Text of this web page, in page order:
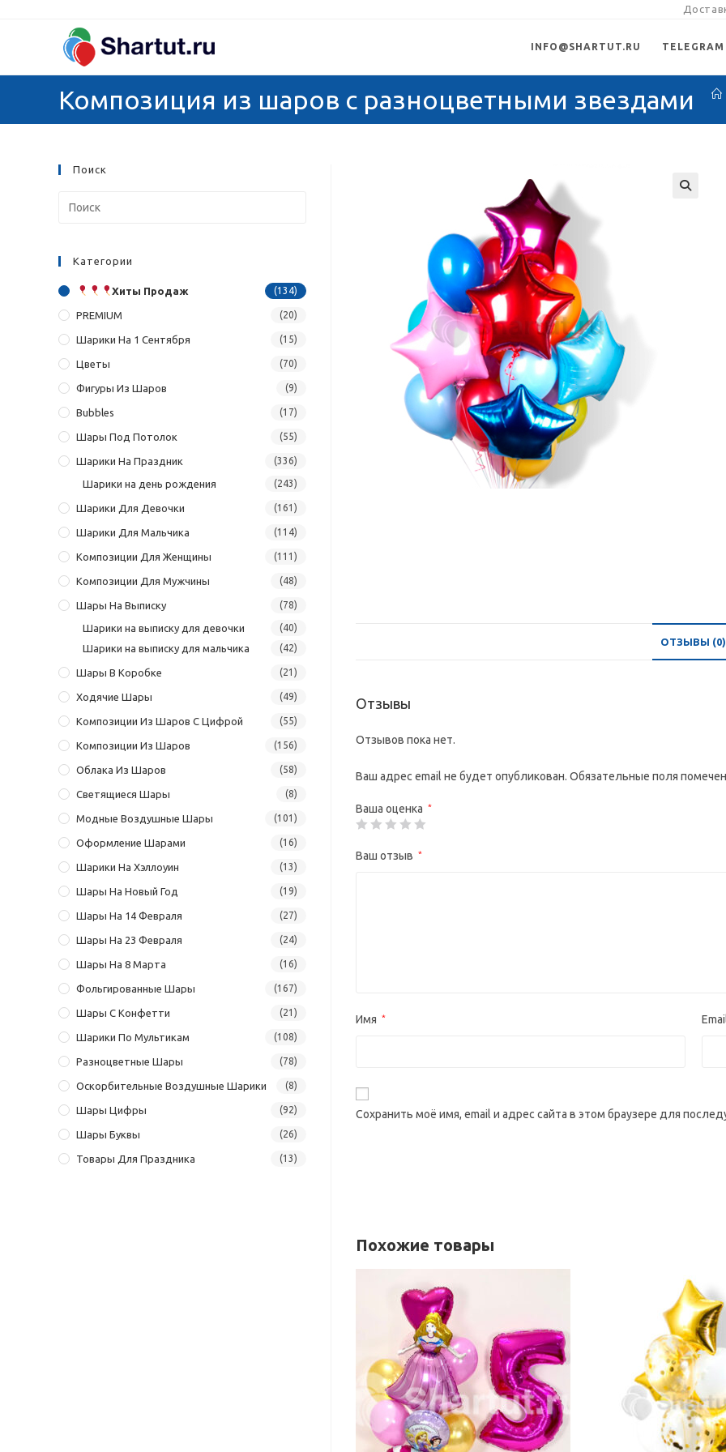
содержимому
INFO@SHARTUT.RU TELEGRAM
Композиция из шаров с разноцветными звездами
ОТЗЫВЫ (0)
Отзывы
Отзывов пока нет.
Ваш адрес email не будет опубликован. Обязательные поля
Ваша оценка *
Ваш отзыв *
Имя *
Сохранить моё имя, email и адрес сайта в этом браузере для
Похожие товары
Поиск
Категории
Хиты Продаж (134)
PREMIUM (20)
Шарики На 1 Сентября (15)
Цветы (70)
Фигуры Из Шаров (9)
Bubbles (17)
Шары Под Потолок (55)
Шарики На Праздник (336)
Шарики на день рождения (243)
Шарики Для Девочки (161)
Шарики Для Мальчика (114)
Композиции Для Женщины (111)
Композиции Для Мужчины (48)
Шары На Выписку (78)
Шарики на выписку для девочки (40)
Шарики на выписку для мальчика (42)
Шары В Коробке (21)
Ходячие Шары (49)
Композиции Из Шаров С Цифрой (55)
Композиции Из Шаров (156)
Облака Из Шаров (58)
Светящиеся Шары (8)
Модные Воздушные Шары (101)
Оформление Шарами (16)
Шарики На Хэллоуин (13)
Шары На Новый Год (19)
Шары На 14 Февраля (27)
Шары На 23 Февраля (24)
Шары На 8 Марта (16)
Фольгированные Шары (167)
Шары С Конфетти (21)
Шарики По Мультикам (108)
Разноцветные Шары (78)
Оскорбительные Воздушные Шарики (8)
Шары Цифры (92)
Шары Буквы (26)
Товары Для Праздника (13)